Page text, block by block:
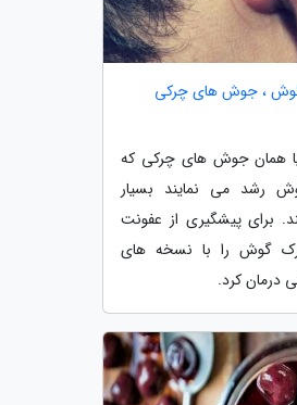
، جوش های چرکی
همان جوش های چرکی که
رشد می نمایند بسیار
برای پیشگیری از عفونت
گوش را با نسخه های
درمان کرد.